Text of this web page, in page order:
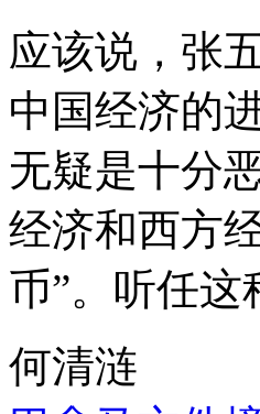
应该说，张
中国经济的
无疑是十分
经济和西方
币”。听任
何清涟